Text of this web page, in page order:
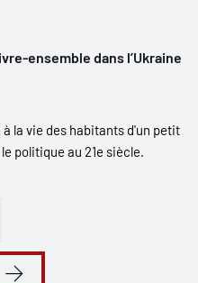
ensemble dans l’Ukraine
la vie des habitants d'un petit
politique au 21e siècle.